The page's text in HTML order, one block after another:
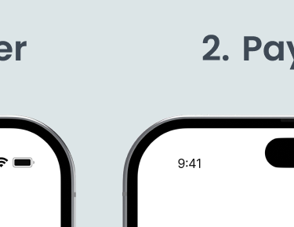
za co vám byly strženy peníze? Tak to bylo tím, že
a fintechům stavět svá vlastní chytrá řešení a